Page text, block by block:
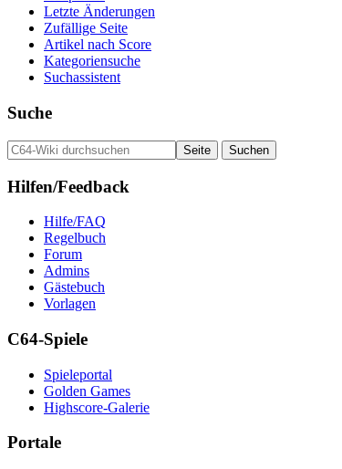
Letzte Änderungen
Zufällige Seite
Artikel nach Score
Kategoriensuche
Suchassistent
Suche
Hilfen/Feedback
Hilfe/FAQ
Regelbuch
Forum
Admins
Gästebuch
Vorlagen
C64-Spiele
Spieleportal
Golden Games
Highscore-Galerie
Portale